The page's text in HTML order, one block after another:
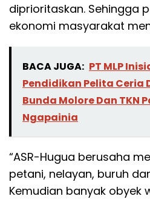
diprioritaskan. Sehingga
ekonomi masyarakat
BACA JUGA: PT MLP
Pendidikan Pelita Ceria
Bunda Molore Dan TKN
Ngapainia
“ASR-Hugua berusaha
petani, nelayan, buruh
Kemudian banyak obyek